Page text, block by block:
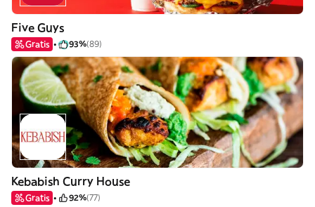
Five Guys
Gratis 93%(89)
Kebabish Curry House
Gratis 92%(77)